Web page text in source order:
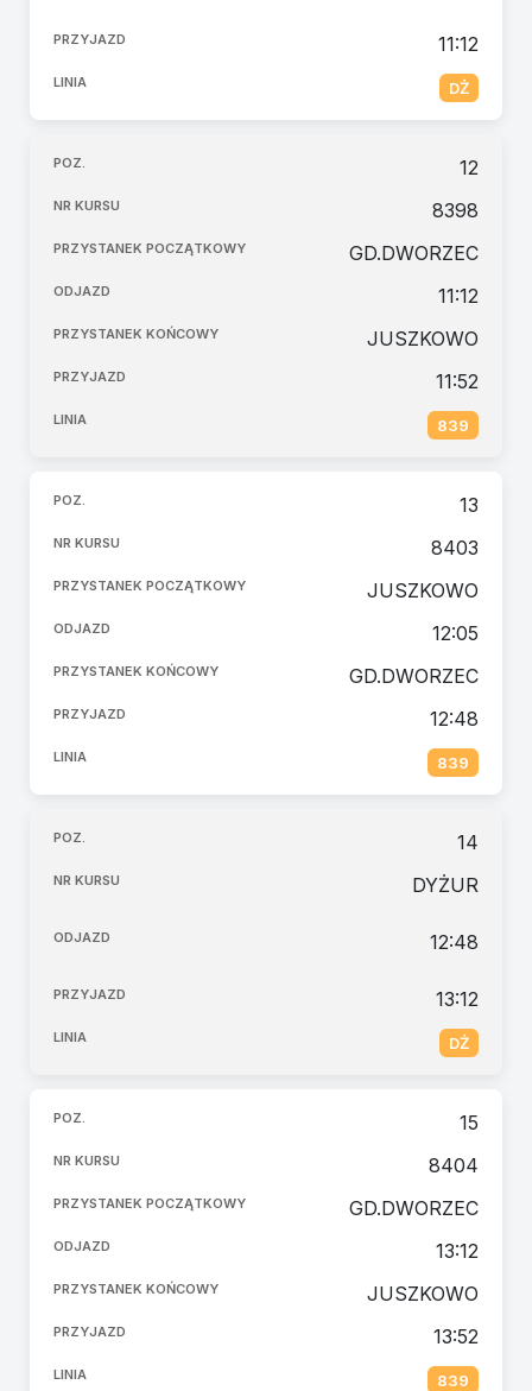
11:12
DŻ
12
8398
GD.DWORZEC
11:12
JUSZKOWO
11:52
839
13
8403
JUSZKOWO
12:05
GD.DWORZEC
12:48
839
14
DYŻUR
12:48
13:12
DŻ
15
8404
GD.DWORZEC
13:12
JUSZKOWO
13:52
839